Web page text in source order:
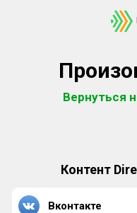
Вернуться
Контент
Вконтакте